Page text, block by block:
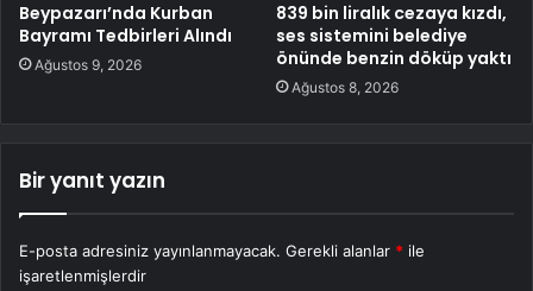
Beypazarı’nda Kurban
Bayramı Tedbirleri Alındı
Ağustos 9, 2026
839 bin liralık cezaya kızdı,
ses sistemini belediye
önünde benzin döküp yaktı
Ağustos 8, 2026
Bir yanıt yazın
E-posta adresiniz yayınlanmayacak. Gerekli alanlar * ile
işaretlenmişlerdir